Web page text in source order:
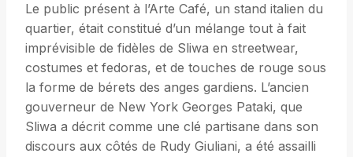
Le public présent à l’Arte Café, un stand italien du
quartier, était constitué d’un mélange tout à fait
imprévisible de fidèles de Sliwa en streetwear,
costumes et fedoras, et de touches de rouge sous
la forme de bérets des anges gardiens. L’ancien
gouverneur de New York Georges Pataki, que
Sliwa a décrit comme une clé partisane dans son
discours aux côtés de Rudy Giuliani, a été assailli